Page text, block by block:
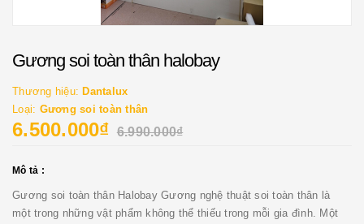
Gương soi toàn thân halobay
Thương hiệu: Dantalux
Loại: Gương soi toàn thân
6.500.000₫ 6.990.000₫
Mô tả :
Gương soi toàn thân Halobay Gương nghệ thuật soi toàn thân là
một trong những vật phẩm không thể thiếu trong mỗi gia đình. Một